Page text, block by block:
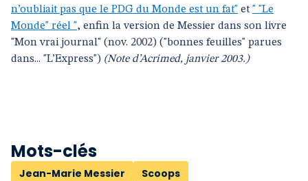
n’oubliait pas que le PDG du Monde est un fat" et " "Le
Monde" réel ", enfin la version de Messier dans son livre
"Mon vrai journal" (nov. 2002) ("bonnes feuilles" parues
dans... "L’Express") (Note d’Acrimed, janvier 2003.)
Mots-clés
Jean-Marie Messier
Scoops